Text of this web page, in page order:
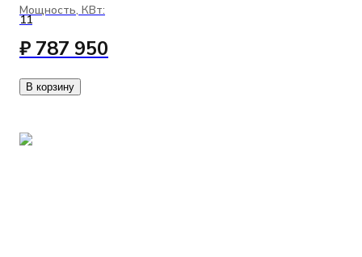
Мощность, КВт:
11
₽ 787 950
В корзину